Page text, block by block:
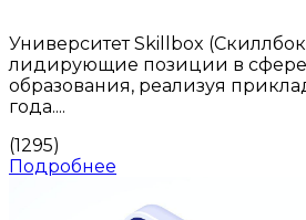
Университет Skillbox
лидирующие позиции в сфере
образования, реализуя
года....
(1295)
Подробнее